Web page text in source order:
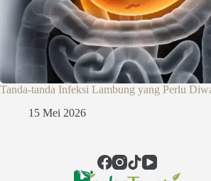
Tanda-tanda Infeksi Lambung yang Perlu
15 Mei 2026